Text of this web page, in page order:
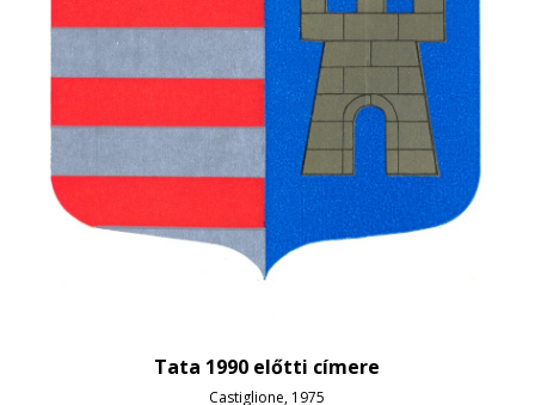
Tata 1990 előtti címere
Castiglione, 1975